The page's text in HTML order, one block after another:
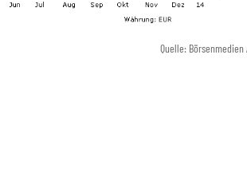
Quelle: Börsenmedien